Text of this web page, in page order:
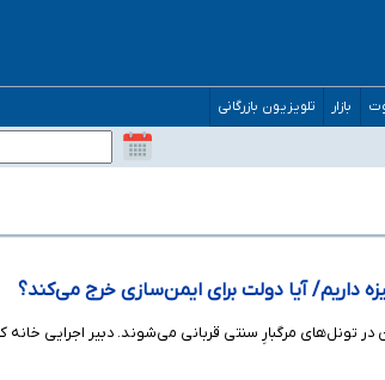
بازار تلویزیون بازرگانی
می‌شود
داریم/ آیا دولت برای ایمن‌سازی خرج می‌کند؟
در تونل‌های مرگبارِ سنتی قربانی می‌شوند. دبیر اجرایی